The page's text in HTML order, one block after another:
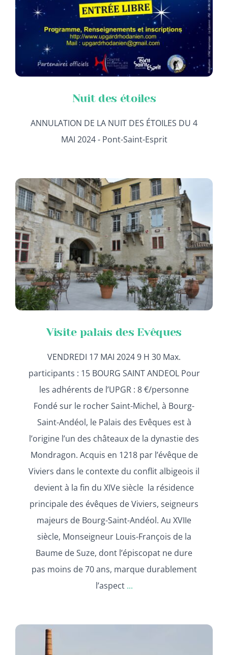
Nuit des étoiles
ANNULATION DE LA NUIT DES ÉTOILES DU 4
MAI 2024 - Pont-Saint-Esprit
Visite palais des Evêques
VENDREDI 17 MAI 2024 9 H 30 Max.
participants : 15 BOURG SAINT ANDEOL Pour
les adhérents de l’UPGR : 8 €/personne
Fondé sur le rocher Saint-Michel, à Bourg-
Saint-Andéol, le Palais des Evêques est à
l’origine l’un des châteaux de la dynastie des
Mondragon. Acquis en 1218 par l’évêque de
Viviers dans le contexte du conflit albigeois il
devient à la fin du XIVe siècle la résidence
principale des évêques de Viviers, seigneurs
majeurs de Bourg-Saint-Andéol. Au XVIIe
siècle, Monseigneur Louis-François de la
Baume de Suze, dont l’épiscopat ne dure
pas moins de 70 ans, marque durablement
l’aspect ...